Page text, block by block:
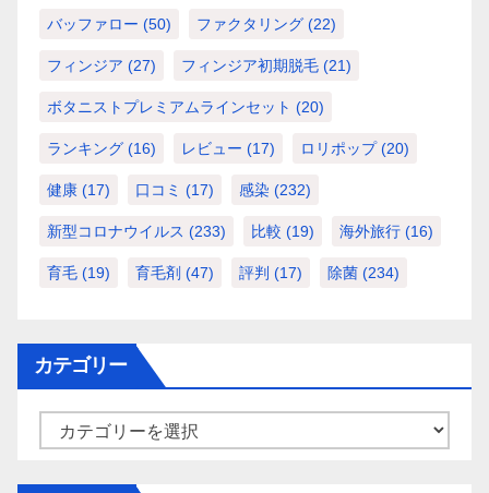
バッファロー (50) ファクタリング (22)
フィンジア (27) フィンジア初期脱毛 (21)
ボタニストプレミアムラインセット (20)
ランキング (16) レビュー (17) ロリポップ(20)
健康 (17) 口コミ (17) 感染 (232)
新型コロナウイルス (233) 比較 (19) 海外旅行 (16)
育毛 (19) 育毛剤 (47) 評判 (17) 除菌 (234)
カテゴリー